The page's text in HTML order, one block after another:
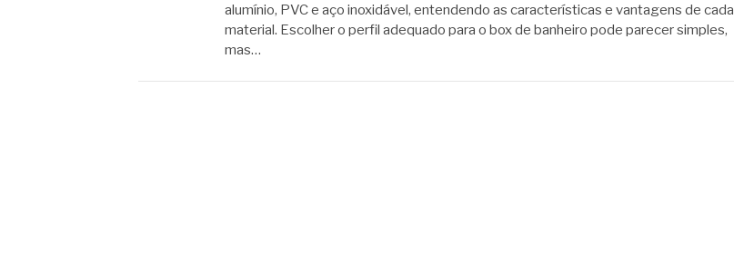
alumínio, PVC e aço inoxidável, entendendo as características e vantagens de cada
material. Escolher o perfil adequado para o box de banheiro pode parecer simples,
mas…